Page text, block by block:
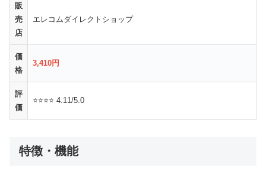
販
売
店
エレコムダイレクトショップ
価
格
3,410円
評
価
⭐⭐⭐⭐ 4.11/5.0
特徴・機能